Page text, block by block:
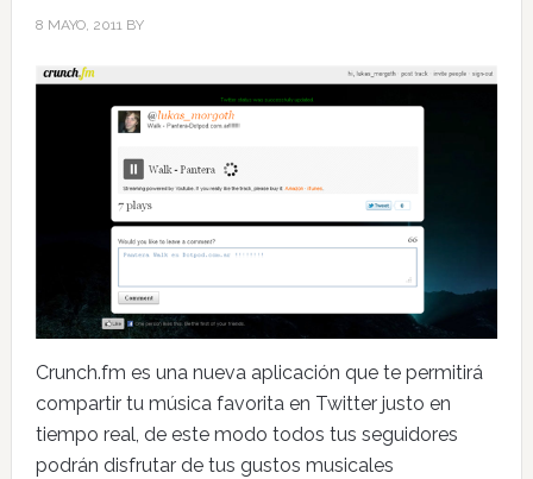
8 MAYO, 2011BY
Crunch.fm es una nueva aplicación que te permitirá
compartir tu música favorita en Twitter justo en
tiempo real, de este modo todos tus seguidores
podrán disfrutar de tus gustos musicales